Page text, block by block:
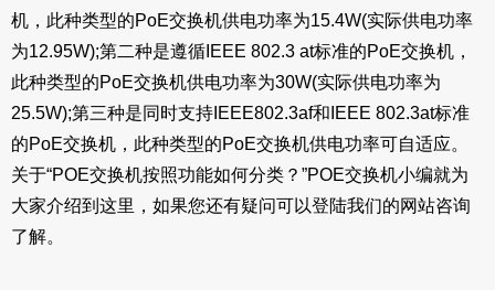
机，此种类型的PoE交换机供电功率为15.4W(实际供电功率
为12.95W);第二种是遵循IEEE 802.3 at标准的PoE交换机，
此种类型的PoE交换机供电功率为30W(实际供电功率为
25.5W);第三种是同时支持IEEE802.3af和IEEE 802.3at标准
的PoE交换机，此种类型的PoE交换机供电功率可自适应。
关于“POE交换机按照功能如何分类？”POE交换机小编就为
大家介绍到这里，如果您还有疑问可以登陆我们的网站咨询
了解。